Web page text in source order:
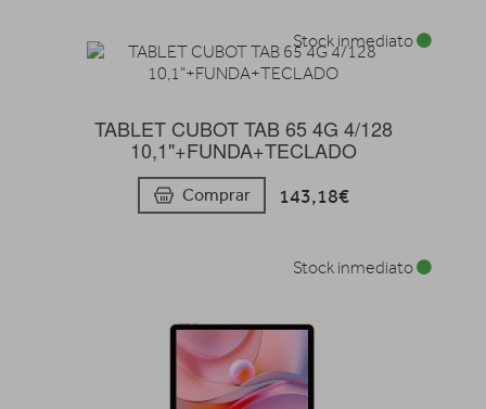
TABLET CUBOT TAB 65 4G 4/128
10,1"+FUNDA+TECLADO
Comprar 143,18€
Stock inmediato
Stock inmediato